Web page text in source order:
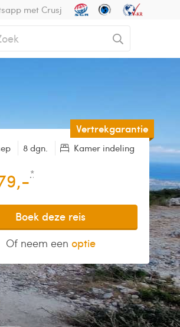
met Crusj
Vertrekgarantie
8 dgn. Kamer indeling
*
Boek deze reis
Of neem een optie